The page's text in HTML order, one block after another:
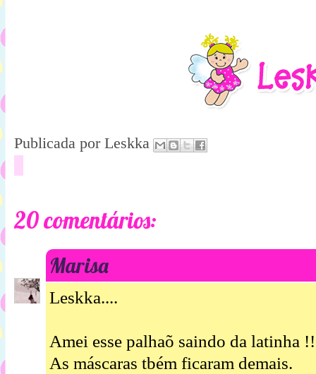
Publicada por Leskka
20 comentários:
Marisa
Leskka....
Amei esse palhaõ saindo da latinha
As máscaras tbém ficaram demais.